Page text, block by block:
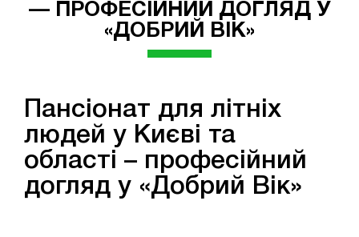
— ПРОФЕСІЙНИЙ ДОГЛЯД У
«ДОБРИЙ ВІК»
Пансіонат для літніх
людей у Києві та
області – професійний
догляд у «Добрий Вік»